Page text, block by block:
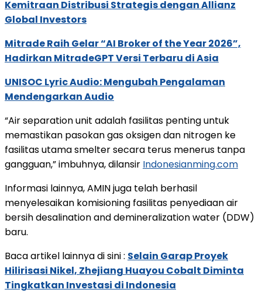
Kemitraan Distribusi Strategis dengan Allianz
Global Investors
Mitrade Raih Gelar “AI Broker of the Year 2026”,
Hadirkan MitradeGPT Versi Terbaru di Asia
UNISOC Lyric Audio: Mengubah Pengalaman
Mendengarkan Audio
“Air separation unit adalah fasilitas penting untuk
memastikan pasokan gas oksigen dan nitrogen ke
fasilitas utama smelter secara terus menerus tanpa
gangguan,” imbuhnya, dilansir Indonesianming.com
Informasi lainnya, AMIN juga telah berhasil
menyelesaikan komisioning fasilitas penyediaan air
bersih desalination and demineralization water (DDW)
baru.
Baca artikel lainnya di sini : Selain Garap Proyek
Hilirisasi Nikel, Zhejiang Huayou Cobalt Diminta
Tingkatkan Investasi di Indonesia